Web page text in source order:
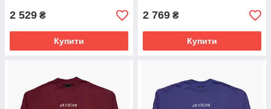
2 529 ₴
Купити
2 769 ₴
Купити